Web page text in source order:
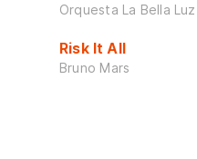
Orquesta La Bella Luz
Risk It All
Bruno Mars